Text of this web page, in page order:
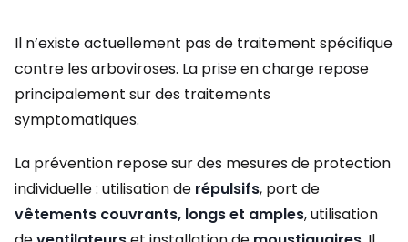
Il n’existe actuellement pas de traitement spécifique
contre les arboviroses. La prise en charge repose
principalement sur des traitements
symptomatiques.
La prévention repose sur des mesures de protection
individuelle : utilisation de répulsifs, port de
vêtements couvrants, longs et amples, utilisation